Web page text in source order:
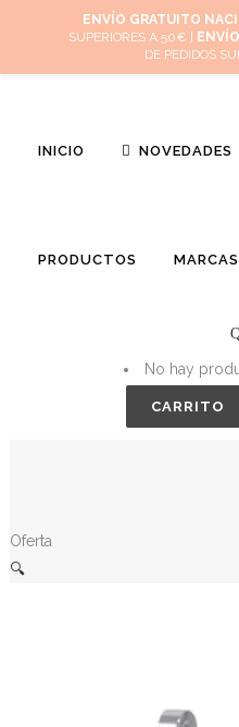
Mi cuenta Cuidado de
INICIO NOVEDADES
PRODUCTOS MARCAS
No hay
CARRITO
Oferta
🔍
ENVÍO GRATUITO
SUPERIORES A 50€ |
DE PEDIDOS